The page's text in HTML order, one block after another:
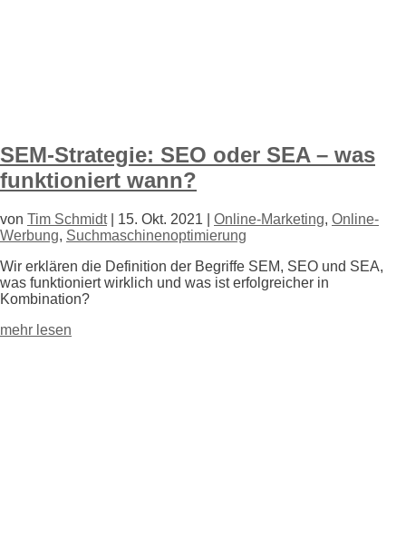
SEM-Strategie: SEO oder SEA – was
funktioniert wann?
von Tim Schmidt| 15. Okt. 2021 Online-Marketing, Online-
Werbung, Suchmaschinenoptimierung
Wir erklären die Definition der Begriffe SEM, SEO und SEA,
was funktioniert wirklich und was ist erfolgreicher in
Kombination?
mehr lesen